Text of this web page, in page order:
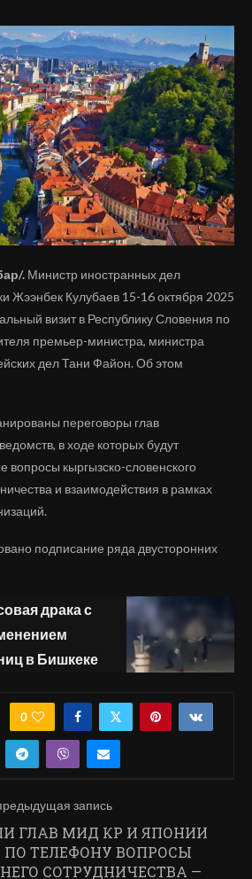
. Министр иностранных дел
Жээнбек Кулубаев 15-16 октября 2025
визит в Республику Словения по
премьер-министра, министра
дел Тани Файон. Об этом
переговоры глав
в ходе которых будут
вопросы кыргызско-словенского
и взаимодействия в рамках
подписание ряда двусторонних
драка с
в Бишкеке
0
запись
ГЛАВ МИД КР И ЯПОНИИ
ТЕЛЕФОНУ ВОПРОСЫ
СОТРУДНИЧЕСТВА —